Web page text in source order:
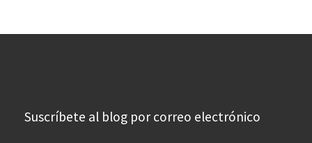
Suscríbete al blog por correo electrónico